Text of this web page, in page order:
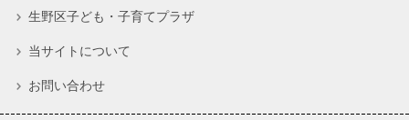
生野区子ども・子育てプラザ
当サイトについて
お問い合わせ